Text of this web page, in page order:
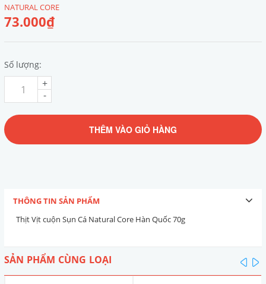
NATURAL CORE
73.000₫
Số lượng:
-
+
THÊM VÀO GIỎ HÀNG
THÔNG TIN SẢN PHẨM
Thịt Vịt cuộn Sụn Cá Natural Core Hàn Quốc 70g
SẢN PHẨM CÙNG LOẠI